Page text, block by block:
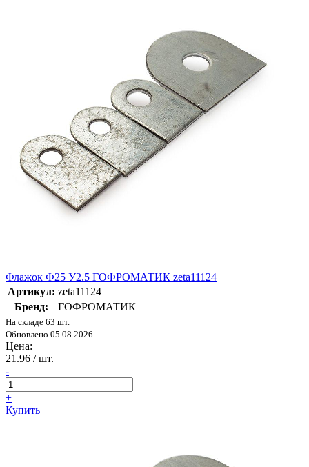
Флажок Ф25 У2.5 ГОФРОМАТИК zeta11124
Артикул: zeta11124
Бренд:
ГОФРОМАТИК
На складе 63 шт.
Обновлено 05.08.2026
Цена:
21.96 / шт.
-
+
Купить